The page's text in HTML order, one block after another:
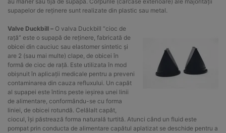
supapelor de reținere sunt realizate din plastic sau metal.
Valve Duckbill – O valva Duckbill “cioc de
rață” este o supapă de reținere, fabricată de
obicei din cauciuc sau elastomer sintetic și
are 2 (sau mai multe) clape, de obicei în
formă de cioc de rață. Este utilizata în mod
obișnuit în aplicații medicale pentru a preveni
contaminarea din cauza refluxului. Un capăt
al supapei este întins peste ieșirea unei linii
de alimentare, conformându-se cu forma
liniei, de obicei rotundă. Celălalt capăt,
ciocul, își păstrează forma naturală turtită. Atunci când un fluid este
pompat prin conducta de alimentare capătul aplatizat se deschide pentru a